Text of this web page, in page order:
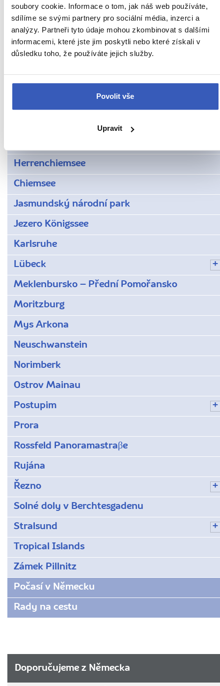
soubory cookie. Informace o tom, jak náš web používáte,
sdílíme se svými partnery pro sociální média, inzerci a
analýzy. Partneři tyto údaje mohou zkombinovat s dalšími
informacemi, které jste jim poskytli nebo které získali v
důsledku toho, že používáte jejich služby.
Povolit vše
Upravit
Zámek Hohenschwangau
Berlín
Bodamské jezero
Dokumentace Obersalzberg
Herrenchiemsee
Chiemsee
Jasmundský národní park
Jezero Königssee
Karlsruhe
Lübeck
Meklenbursko – Přední Pomořansko
Moritzburg
Mys Arkona
Neuschwanstein
Norimberk
Ostrov Mainau
Postupim
Prora
Rossfeld Panoramastraβe
Rujána
Řezno
Solné doly v Berchtesgadenu
Stralsund
Tropical Islands
Zámek Pillnitz
Počasí v Německu
Rady na cestu
Doporučujeme z Německa